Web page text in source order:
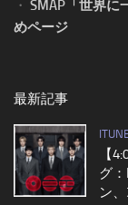
・ SMAP「世界に
めページ
最新記事
【
グ
ン